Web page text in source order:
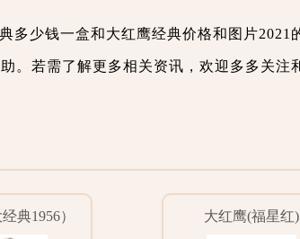
多少钱一盒和大红鹰经典价格和图片2021
。若需了解更多相关资讯，欢迎多多关注
典1956） 大红鹰(福星红)